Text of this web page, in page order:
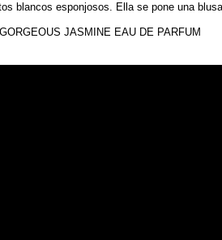
blancos esponjosos. Ella se pone una
JASMINE EAU DE PARFUM